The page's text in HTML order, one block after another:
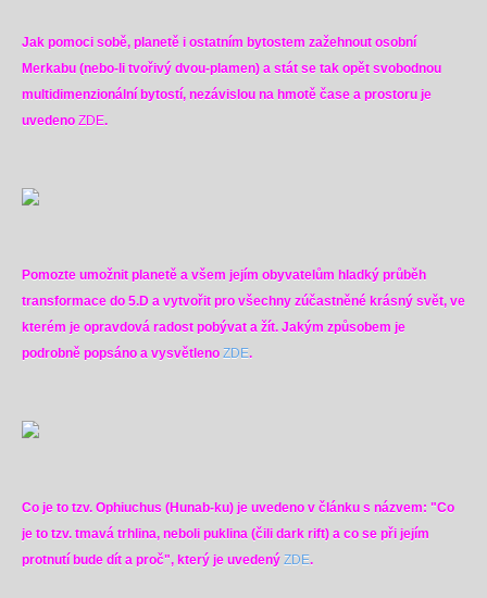
Jak pomoci sobě, planetě i ostatním bytostem zažehnout osobní
Merkabu (nebo-li tvořivý dvou-plamen) a stát se tak opět svobodnou
multidimenzionální bytostí, nezávislou na hmotě čase a prostoru je
uvedeno ZDE.
Pomozte umožnit planetě a všem jejím obyvatelům hladký průběh
transformace do 5.D a vytvořit pro všechny zúčastněné krásný svět, ve
kterém je opravdová radost pobývat a žít. Jakým způsobem je
podrobně popsáno a vysvětleno ZDE.
Co je to tzv. Ophiuchus (Hunab-ku) je uvedeno v článku s názvem: "Co
je to tzv. tmavá trhlina, neboli puklina (čili dark rift) a co se při jejím
protnutí bude dít a proč", který je uvedený ZDE.